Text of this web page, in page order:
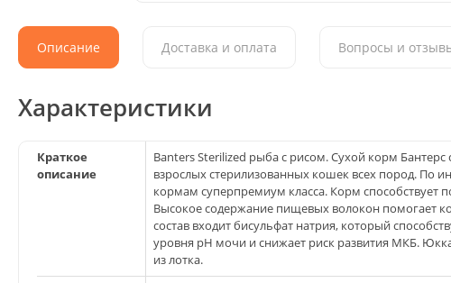
Описание Доставка и оплата Вопросы и
Характеристики
Краткое
описание
Banters Sterilized рыба с рисом. Сухой корм
взрослых стерилизованных кошек всех пород. По
кормам суперпремиум класса. Корм способствует
Высокое содержание пищевых волокон помогает
состав входит бисульфат натрия, который
уровня pH мочи и снижает риск развития МКБ.
из лотка.